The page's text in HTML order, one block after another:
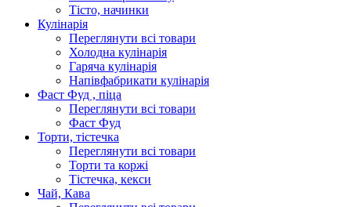
Тісто, начинки
Кулінарія
Переглянути всі товари
Холодна кулінарія
Гаряча кулінарія
Напівфабрикати кулінарія
Фаст Фуд , піца
Переглянути всі товари
Фаст Фуд
Торти, тістечка
Переглянути всі товари
Торти та коржі
Тістечка, кекси
Чай, Кава